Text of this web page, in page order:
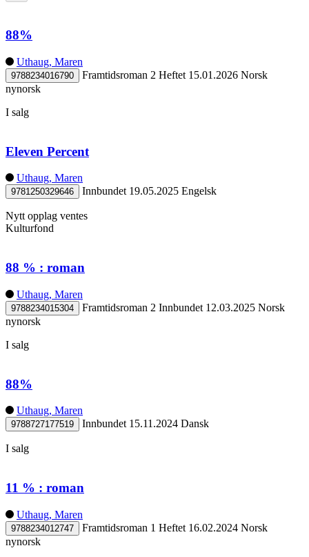
88%
Uthaug, Maren
9788234016790 Framtidsroman 2 Heftet 15.01.2026 Norsk
nynorsk
I salg
Eleven Percent
Uthaug, Maren
9781250329646 Innbundet 19.05.2025 Engelsk
Nytt opplag ventes
Kulturfond
88 % : roman
Uthaug, Maren
9788234015304 Framtidsroman 2 Innbundet 12.03.2025 Norsk
nynorsk
I salg
88%
Uthaug, Maren
9788727177519 Innbundet 15.11.2024 Dansk
I salg
11 % : roman
Uthaug, Maren
9788234012747 Framtidsroman 1 Heftet 16.02.2024 Norsk
nynorsk